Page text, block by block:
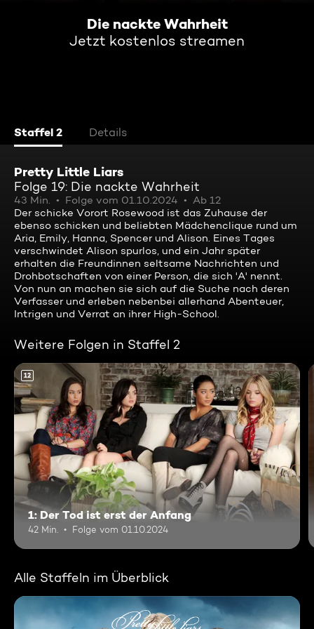
Die nackte Wahrheit
Jetzt kostenlos streamen
Staffel 2 Details
Pretty Little Liars
Folge 19: Die nackte Wahrheit
43 Min. Folge vom 01.10.2024
Ab 12
Der schicke Vorort Rosewood ist das Zuhause der
ebenso schicken und beliebten Mädchenclique rund um
Aria, Emily, Hanna, Spencer und Alison. Eines Tages
verschwindet Alison spurlos, und ein Jahr später
erhalten die Freundinnen seltsame Nachrichten und
Drohbotschaften von einer Person, die sich 'A' nennt.
Von nun an machen sie sich auf die Suche nach deren
Verfasser und erleben nebenbei allerhand Abenteuer,
Intrigen und Verrat an ihrer High-School.
Weitere Folgen in Staffel 2
12
1: Der Tod ist erst der Anfang
42 Min. Folge vom 01.10.2024
Alle Staffeln im Überblick